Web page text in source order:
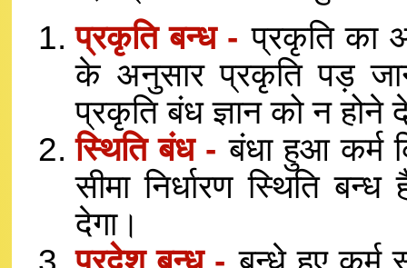
प्रकृति बन्ध - प्रकृति का
के अनुसार प्रकृति पड़
प्रकृति बंध ज्ञान को न
स्थिति बंध - बंधा हुआ कर्म
सीमा निर्धारण स्थिति
देगा।